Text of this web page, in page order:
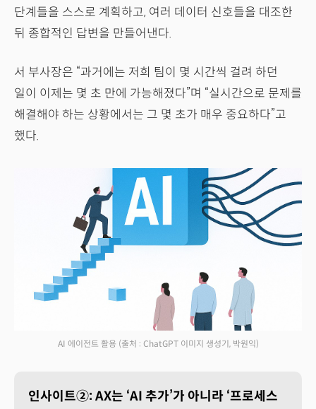
단계들을 스스로 계획하고, 여러 데이터 신호들을 대조한
뒤 종합적인 답변을 만들어낸다.
서 부사장은 “과거에는 저희 팀이 몇 시간씩 걸려 하던
일이 이제는 몇 초 만에 가능해졌다”며 “실시간으로 문제를
해결해야 하는 상황에서는 그 몇 초가 매우 중요하다”고
했다.
AI 에이전트 활용 (출처 : ChatGPT 이미지 생성기, 박원익)
인사이트②: AX는 ‘AI 추가’가 아니라 ‘프로세스